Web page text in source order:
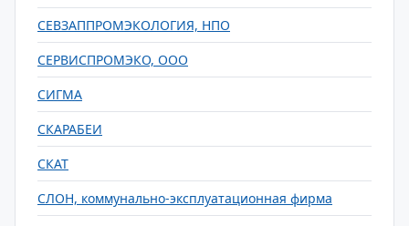
СЕВЗАППРОМЭКОЛОГИЯ, НПО
СЕРВИСПРОМЭКО, ООО
СИГМА
СКАРАБЕИ
СКАТ
СЛОН, коммунально-эксплуатационная фирма